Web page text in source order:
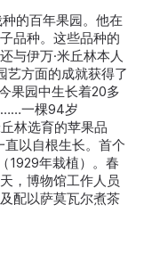
的百年果园。他在
品种。这些品种的
与伊万·米丘林本人
艺方面的成就获得了
果园中生长着20多
……一棵94岁
林选育的苹果品
以自根生长。首个
1929年栽植）。春
，博物馆工作人员
配以萨莫瓦尔煮茶